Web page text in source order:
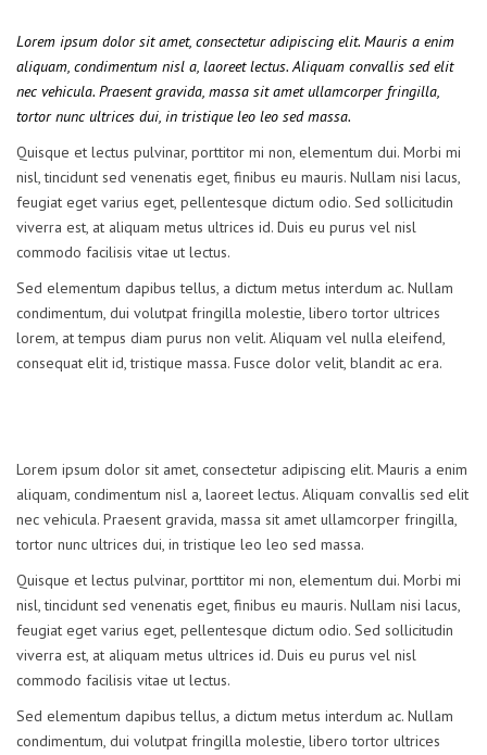
Lorem ipsum dolor sit amet, consectetur adipiscing elit. Mauris a enim
aliquam, condimentum nisl a, laoreet lectus. Aliquam convallis sed elit
nec vehicula. Praesent gravida, massa sit amet ullamcorper fringilla,
tortor nunc ultrices dui, in tristique leo leo sed massa.
Quisque et lectus pulvinar, porttitor mi non, elementum dui. Morbi mi
nisl, tincidunt sed venenatis eget, finibus eu mauris. Nullam nisi lacus,
feugiat eget varius eget, pellentesque dictum odio. Sed sollicitudin
viverra est, at aliquam metus ultrices id. Duis eu purus vel nisl
commodo facilisis vitae ut lectus.
Sed elementum dapibus tellus, a dictum metus interdum ac. Nullam
condimentum, dui volutpat fringilla molestie, libero tortor ultrices
lorem, at tempus diam purus non velit. Aliquam vel nulla eleifend,
consequat elit id, tristique massa. Fusce dolor velit, blandit ac era.
Lorem ipsum dolor sit amet, consectetur adipiscing elit. Mauris a enim
aliquam, condimentum nisl a, laoreet lectus. Aliquam convallis sed elit
nec vehicula. Praesent gravida, massa sit amet ullamcorper fringilla,
tortor nunc ultrices dui, in tristique leo leo sed massa.
Quisque et lectus pulvinar, porttitor mi non, elementum dui. Morbi mi
nisl, tincidunt sed venenatis eget, finibus eu mauris. Nullam nisi lacus,
feugiat eget varius eget, pellentesque dictum odio. Sed sollicitudin
viverra est, at aliquam metus ultrices id. Duis eu purus vel nisl
commodo facilisis vitae ut lectus.
Sed elementum dapibus tellus, a dictum metus interdum ac. Nullam
condimentum, dui volutpat fringilla molestie, libero tortor ultrices